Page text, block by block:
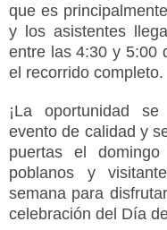
que es
y los asistentes
entre las 4:30 y 5:00
el recorrido completo.
¡La oportunidad
evento de calidad y
puertas el
poblanos y
semana para
celebración del Día